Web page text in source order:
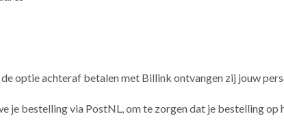
optie achteraf betalen met Billink ontvangen zij jouw
je bestelling via PostNL, om te zorgen dat je bestelling